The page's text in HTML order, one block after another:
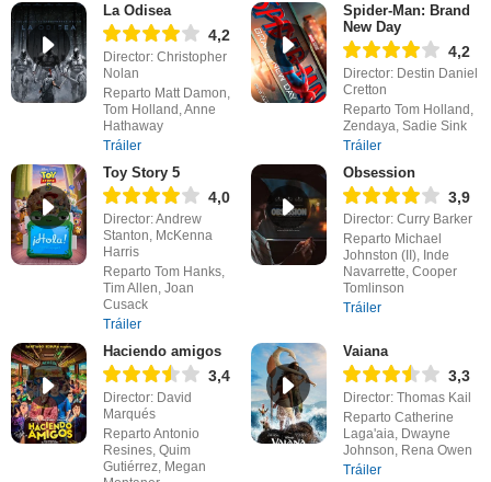
La Odisea
4,2
Director: Christopher
Nolan
Reparto Matt Damon,
Tom Holland, Anne
Hathaway
Tráiler
Spider-Man: Brand
New Day
4,2
Director: Destin Daniel
Cretton
Reparto Tom Holland,
Zendaya, Sadie Sink
Tráiler
Toy Story 5
4,0
Director: Andrew
Stanton, McKenna
Harris
Reparto Tom Hanks,
Tim Allen, Joan
Cusack
Tráiler
Obsession
3,9
Director: Curry Barker
Reparto Michael
Johnston (II), Inde
Navarrette, Cooper
Tomlinson
Tráiler
Haciendo amigos
3,4
Director: David
Marqués
Reparto Antonio
Resines, Quim
Gutiérrez, Megan
Vaiana
3,3
Director: Thomas Kail
Reparto Catherine
Laga'aia, Dwayne
Johnson, Rena Owen
Tráiler